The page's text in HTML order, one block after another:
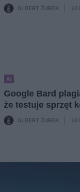
ALBERT ŻUREK 24
AI
Google Bard
że testuje sprzęt
ALBERT ŻUREK 24